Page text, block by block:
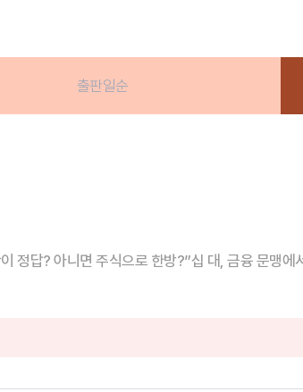
출판일순
정답? 아니면 주식으로 한방?”십 대, 금융 문맹에